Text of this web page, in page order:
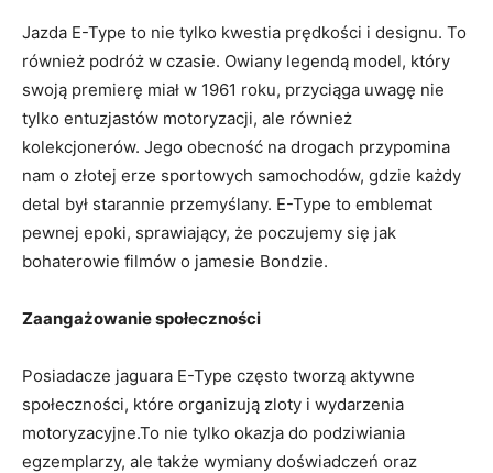
Jazda E-Type ⁢to‌ nie⁢ tylko​ kwestia prędkości i⁣ designu. To
również podróż w ‍czasie.⁢ Owiany legendą model, który
swoją premierę miał ⁢w 1961 roku, przyciąga uwagę ​nie
tylko ⁤entuzjastów motoryzacji,‌ ale​ również
kolekcjonerów. ‍Jego obecność na drogach‌ przypomina
nam o złotej ⁣erze sportowych samochodów,​ gdzie każdy
detal był starannie przemyślany.‍ E-Type ‍to emblemat
‍pewnej epoki,‍ sprawiający, ⁢że poczujemy się jak
bohaterowie⁢ filmów o jamesie​ Bondzie.
Zaangażowanie społeczności
Posiadacze jaguara E-Type⁣ często tworzą aktywne
społeczności, które organizują⁤ zloty i wydarzenia
motoryzacyjne.To‌ nie ⁤tylko okazja do podziwiania
‍egzemplarzy,​ ale‍ także wymiany‍ doświadczeń oraz